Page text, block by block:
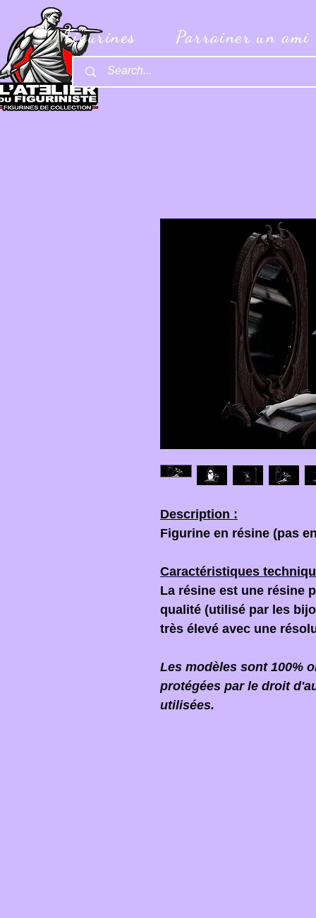
Figurines Parrainer un ami
Description :
Figurine en résine (pas
Caractéristiques
La résine est une résine
qualité (utilisé par les
très élevé avec une
Les modèles sont 100%
protégées par le droit
utilisées.